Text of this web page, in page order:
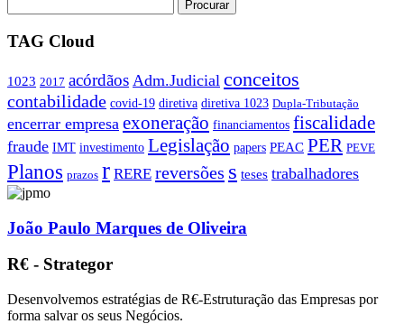
TAG Cloud
1023 2017 acórdãos Adm.Judicial conceitos
contabilidade covid-19 diretiva diretiva 1023 Dupla-Tributação
encerrar empresa exoneração financiamentos fiscalidade
fraude IMT investimento Legislação papers PEAC PER PEVE
Planos prazos r RERE reversões s teses trabalhadores
João Paulo Marques de Oliveira
R€ - Strategor
Desenvolvemos estratégias de R€-Estruturação das Empresas por
forma salvar os seus Negócios.